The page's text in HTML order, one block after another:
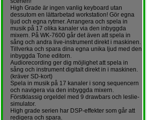
High Grade är ingen vanlig keyboard utan
dessutom en lättarbetad workstation! Gör egna
ljud och egna rytmer. Arrangera och spela in
musik på 17 olika kanaler via den inbyggda
mixern. På WK-7600 går det även att spela in
sång och andra live-instrument direkt i maskinen.
Tillverka och spara dina egna unika ljud med den
inbyggda Tone editorn.
Audiorecording ger dig möjlighet att spela in
sång och instrument digitalt direkt in i maskinen.
(kräver SD-kort)
Spela in musik på 17 kanaler i song sequencern
och navigera via den inbyggda mixern.
Förstklassigorgeldel med 9 drawbars och leslie­
simulator.
High grade serien har DSP-effektersom går att
redigera och spara.